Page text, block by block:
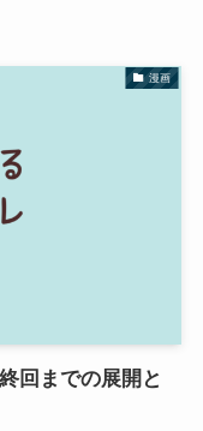
漫画
回までの展開と